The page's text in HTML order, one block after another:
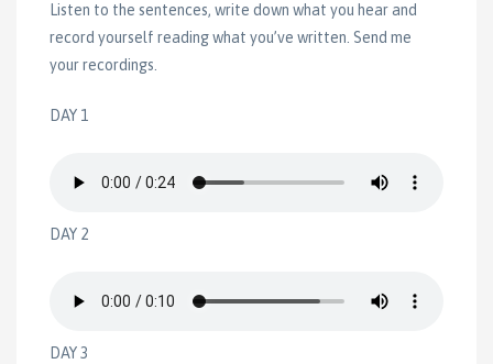
Listen to the sentences, write down what you hear and
record yourself reading what you’ve written. Send me
your recordings.
DAY 1
DAY 2
DAY 3